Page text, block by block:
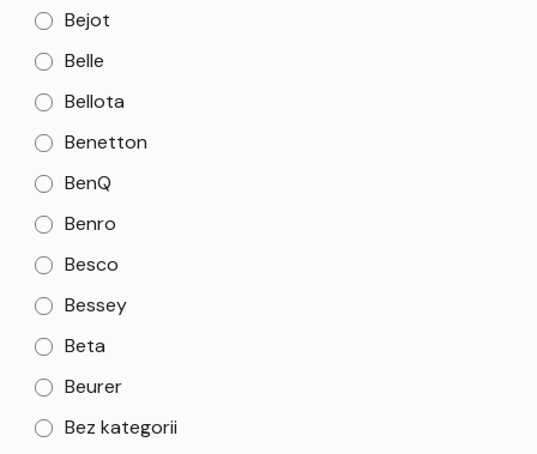
Bejot
Belle
Bellota
Benetton
BenQ
Benro
Besco
Bessey
Beta
Beurer
Bez kategorii